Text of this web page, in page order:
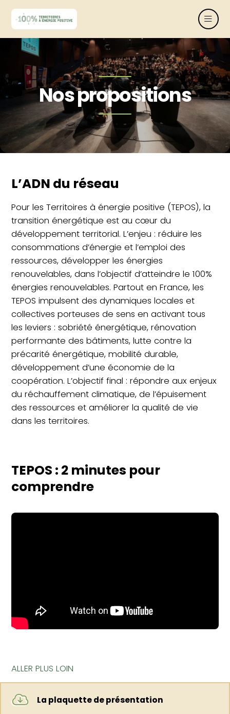
Nos propositions
L’ADN du réseau
Pour les Territoires à énergie positive (TEPOS), la
transition énergétique est au cœur du
développement territorial. L’enjeu : réduire les
consommations d’énergie et l’emploi des
ressources, développer les énergies
renouvelables, dans l’objectif d’atteindre le 100%
énergies renouvelables. Partout en France, les
TEPOS impulsent des dynamiques locales et
collectives porteuses de sens en activant tous
les leviers : sobriété énergétique, rénovation
performante des bâtiments, lutte contre la
précarité énergétique, mobilité durable,
développement d’une économie de la
coopération. L’objectif final : répondre aux enjeux
du réchauffement climatique, de l’épuisement
des ressources et améliorer la qualité de vie
dans les territoires.
TEPOS : 2 minutes pour
comprendre
ALLER PLUS LOIN
La plaquette de présentation